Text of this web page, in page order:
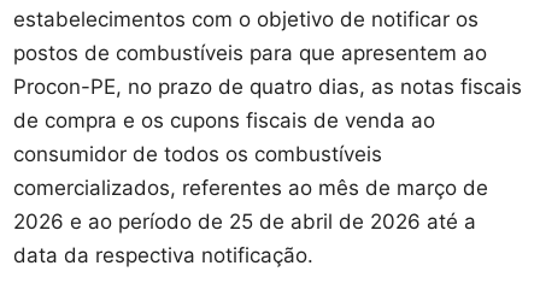
estabelecimentos com o objetivo de notificar os
postos de combustíveis para que apresentem ao
Procon-PE, no prazo de quatro dias, as notas fiscais
de compra e os cupons fiscais de venda ao
consumidor de todos os combustíveis
comercializados, referentes ao mês de março de
2026 e ao período de 25 de abril de 2026 até a
data da respectiva notificação.